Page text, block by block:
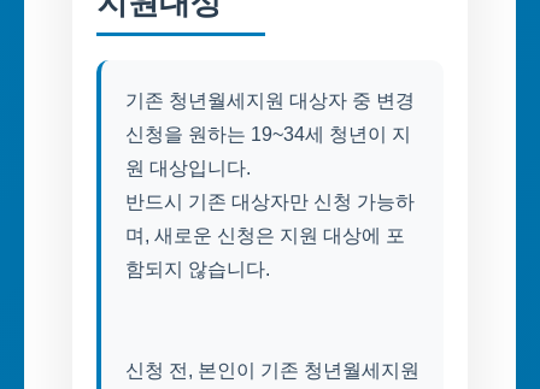
기존 청년월세지원 대상자 중 변경
신청을 원하는 19~34세 청년이 지
원 대상입니다.
반드시 기존 대상자만 신청 가능하
며, 새로운 신청은 지원 대상에 포
함되지 않습니다.
신청 전, 본인이 기존 청년월세지원